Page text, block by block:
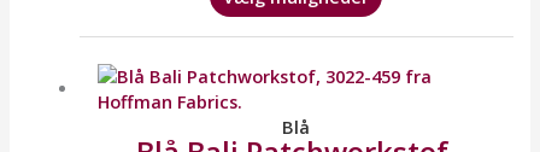
Blå
vare